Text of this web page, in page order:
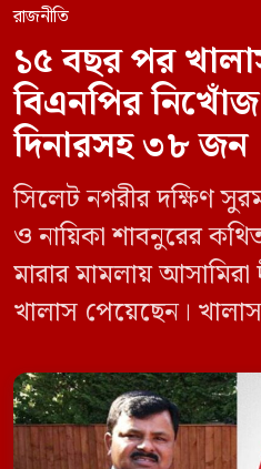
রাজনীতি
১৫ বছর পর
বিএনপির
দিনারসহ ৩৮ জন
সিলেট নগরীর দক্ষিণ
ও নায়িকা শাবনুরের
মারার মামলায়
খালাস পেয়েছেন।
ইফতেখার আহমদ
মঙ্গলবার দুপুরে মামলার